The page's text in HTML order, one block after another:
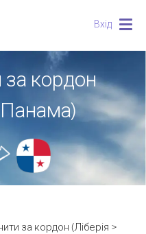
Вхід
кордон
Панама)
за кордон (Ліберія >